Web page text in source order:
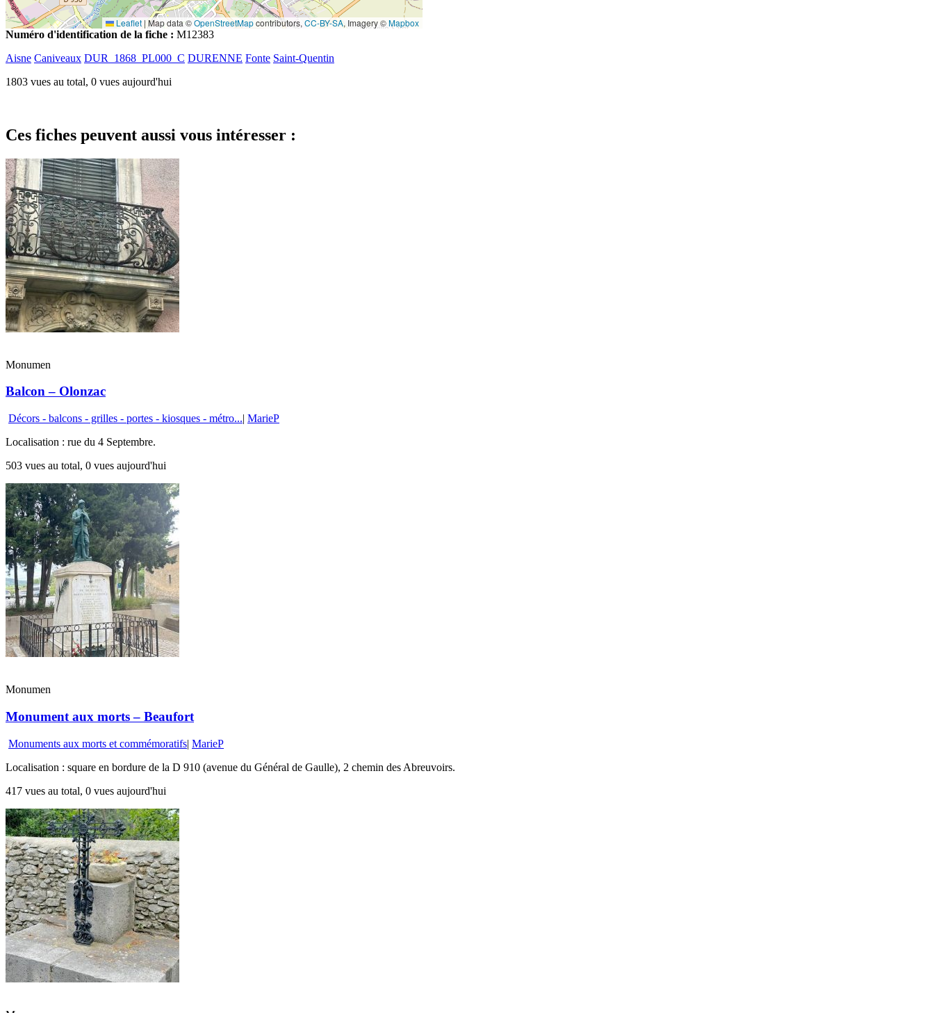
Leaflet|Map data ©OpenStreetMapcontributors, CC-BY-SA, Imagery ©Mapbox
Numéro d'identification de la fiche : M12383
Aisne Caniveaux DUR_1868_PL000_C DURENNE Fonte Saint-Quentin
1803 vues au total, 0 vues aujourd'hui
Ces fiches peuvent aussi vous intéresser :
Monumen
Balcon – Olonzac
Décors - balcons - grilles - portes - kiosques - métro...| MarieP
Localisation : rue du 4 Septembre.
503 vues au total, 0 vues aujourd'hui
Monumen
Monument aux morts – Beaufort
Monuments aux morts et commémoratifs| MarieP
Localisation : square en bordure de la D 910 (avenue du Général de Gaulle), 2 chemin des Abreuvoirs.
417 vues au total, 0 vues aujourd'hui